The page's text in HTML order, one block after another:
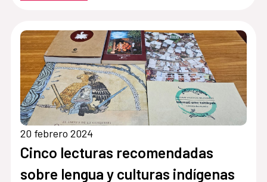
20 febrero 2024
Cinco lecturas recomendadas
sobre lengua y culturas indígenas